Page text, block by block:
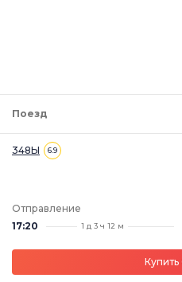
Поезд
348Ы 6.9
Отправление
17:20
1 д 3 ч 12 м